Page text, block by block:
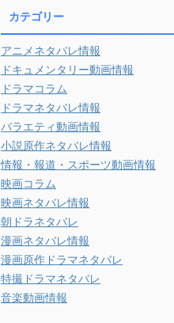
カテゴリー
アニメネタバレ情報
ドキュメンタリー動画情報
ドラマコラム
ドラマネタバレ情報
バラエティ動画情報
小説原作ネタバレ情報
情報・報道・スポーツ動画情報
映画コラム
映画ネタバレ情報
朝ドラネタバレ
漫画ネタバレ情報
漫画原作ドラマネタバレ
特撮ドラマネタバレ
音楽動画情報